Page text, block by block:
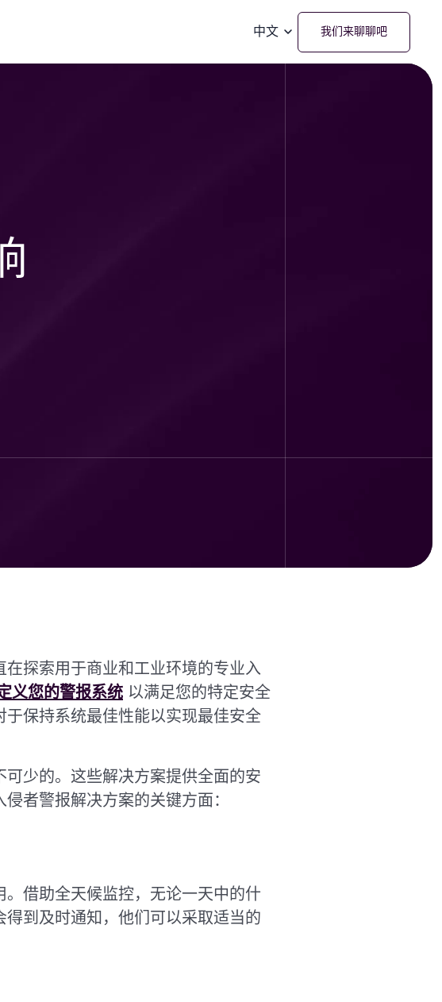
中文 我们来聊聊吧
探索用于商业和工业环境的专业入
义您的警报系统 以满足您的特定安全
保持系统最佳性能以实现最佳安全
少的。这些解决方案提供全面的安
者警报解决方案的关键方面：
借助全天候监控，无论一天中的什
到及时通知，他们可以采取适当的